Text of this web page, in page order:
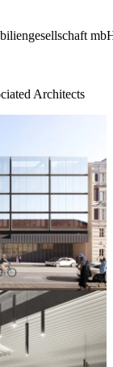
Architects